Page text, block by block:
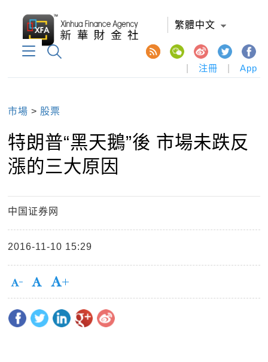
繁體中文
注冊 App
市場 > 股票
特朗普“黑天鵝”後 市場未跌反
漲的三大原因
中国证券网
2016-11-10 15:29